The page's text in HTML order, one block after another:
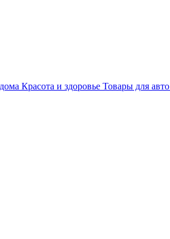
Красота и здоровье Товары для авто